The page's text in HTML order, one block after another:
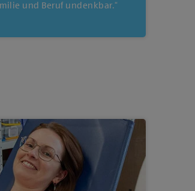
und Beruf undenkbar.“